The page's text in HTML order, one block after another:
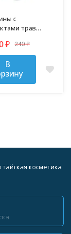
с
трав
и кашля
₽ 240₽
В
косметика